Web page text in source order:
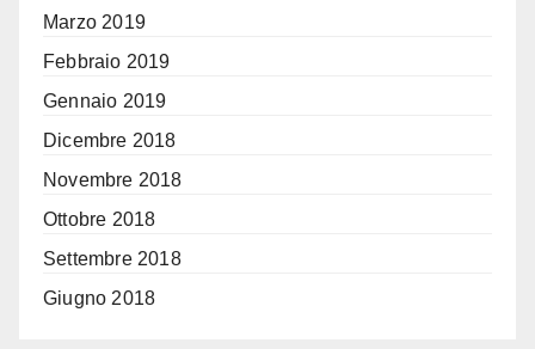
Marzo 2019
Febbraio 2019
Gennaio 2019
Dicembre 2018
Novembre 2018
Ottobre 2018
Settembre 2018
Giugno 2018